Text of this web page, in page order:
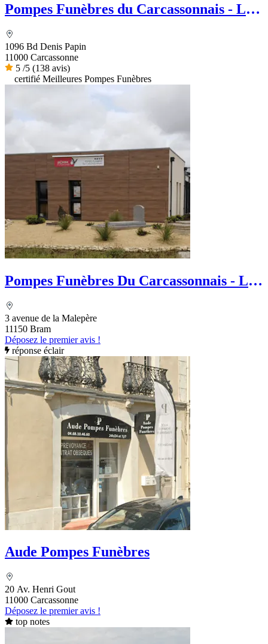
Pompes Funèbres du Carcassonnais - Le
1096 Bd Denis Papin
11000 Carcassonne
5 /5 (138 avis)
certifié Meilleures Pompes Funèbres
Pompes Funèbres Du Carcassonnais - Le
3 avenue de la Malepère
11150 Bram
Déposez le premier avis !
réponse éclair
Aude Pompes Funèbres
20 Av. Henri Gout
11000 Carcassonne
Déposez le premier avis !
top notes